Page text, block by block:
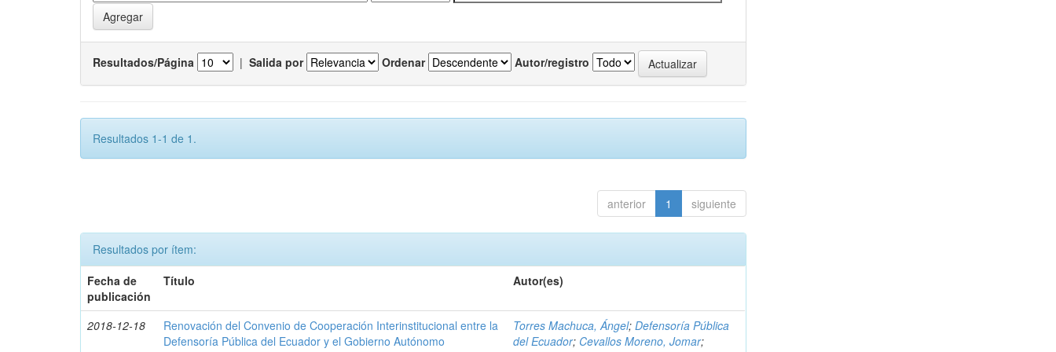
Resultados/Página | Salida por Ordenar Autor/registro
Resultados 1-1 de 1.
anterior 1 siguiente
Resultados por ítem:
Fecha de
publicación
Título Autor(es)
2018-12-18
Renovación del Convenio de Cooperación Interinstitucional entre la
Defensoría Pública del Ecuador y el Gobierno Autónomo
Torres Machuca, Ángel;Defensoría Pública
del Ecuador; Cevallos Moreno, Jomar;